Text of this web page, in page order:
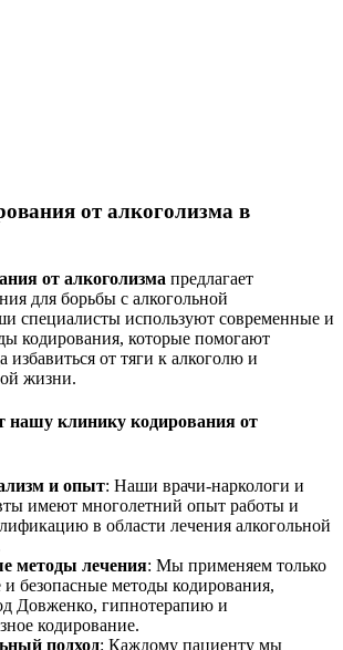
от алкоголизма в
от алкоголизма предлагает
для борьбы с алкогольной
специалисты используют современные и
кодирования, которые помогают
избавиться от тяги к алкоголю и
жизни.
клинику кодирования от
и опыт: Наши врачи-наркологи и
имеют многолетний опыт работы и
в области лечения алкогольной
методы лечения: Мы применяем только
безопасные методы кодирования,
Довженко, гипнотерапию и
кодирование.
подход: Каждому пациенту мы